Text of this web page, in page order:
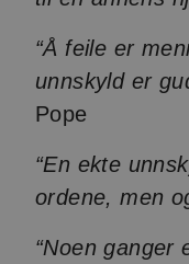
“Å feile er
unnskyld er
Pope
“En ekte
ordene, men
“Noen ganger